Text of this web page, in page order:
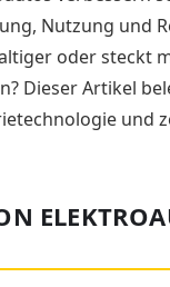
Nutzung und
oder steckt
Dieser Artikel
und